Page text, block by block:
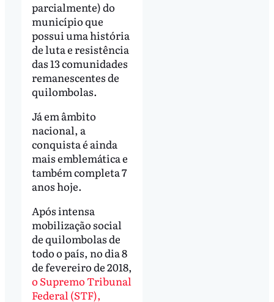
parcialmente) do
município que
possui uma história
de luta e resistência
das 13 comunidades
remanescentes de
quilombolas.
Já em âmbito
nacional, a
conquista é ainda
mais emblemática e
também completa 7
anos hoje.
Após intensa
mobilização social
de quilombolas de
todo o país, no dia 8
de fevereiro de 2018,
o Supremo Tribunal
Federal (STF),